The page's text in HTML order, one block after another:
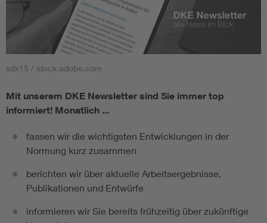
sdx15 / stock.adobe.com
Mit unserem DKE Newsletter sind Sie immer top
informiert! Monatlich ...
fassen wir die wichtigsten Entwicklungen in der
Normung kurz zusammen
berichten wir über aktuelle Arbeitsergebnisse,
Publikationen und Entwürfe
informieren wir Sie bereits frühzeitig über zukünftige